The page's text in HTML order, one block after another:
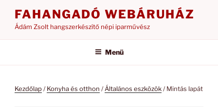
FAHANGADÓ WEBÁRUHÁZ
Ádám Zsolt hangszerkészítő népi iparművész
Menü
Kezdőlap/Konyha és otthon /Általános eszközök/ Mintás lapát